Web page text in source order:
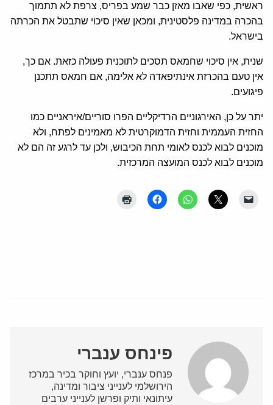
ראשית, כפי שאבו מאזן כבר שמע בפריס, צרפת לא תתמוך
בהכרה במדינה פלסטינית, ומכאן שאין סיכוי שתבטל את הכרתה
בישראל.
שנית, אין סיכוי שחמאס תסכים לתוכנית פעולה כזאת. אם כך,
אין טעם בהכרזת אינתיפאדה לא אלימה, אם חמאס תתכנן
פיגועים.
יתר על כן, האירגוניים הרדיקליים הפרו סוריים/איראניים כמו
החזית העממית וחזית הדמוקרטית לא מאמינים לפתח, ולא
מוכנים לבוא לכנס לאומי תחת הכיבוש, ולכן עד לרגע זה הם לא
מוכנים לבוא לכנס המועצה המרכזית.
פינחס ענברי
פנחס ענברי, יועץ וחוקר בכיר במרכז
הירושלמי לענייני ציבור ומדינה,
עיתונאי ותיק ופרשן לענייני ערבים